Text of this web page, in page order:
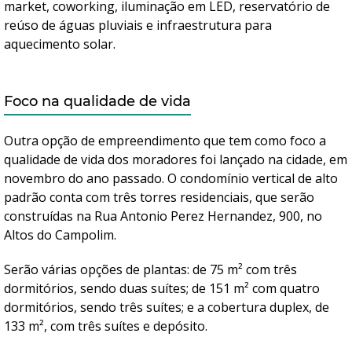
market, coworking, iluminação em LED, reservatório de
reúso de águas pluviais e infraestrutura para
aquecimento solar.
Foco na qualidade de vida
Outra opção de empreendimento que tem como foco a
qualidade de vida dos moradores foi lançado na cidade, em
novembro do ano passado. O condomínio vertical de alto
padrão conta com três torres residenciais, que serão
construídas na Rua Antonio Perez Hernandez, 900, no
Altos do Campolim.
Serão várias opções de plantas: de 75 m² com três
dormitórios, sendo duas suítes; de 151 m² com quatro
dormitórios, sendo três suítes; e a cobertura duplex, de
133 m², com três suítes e depósito.